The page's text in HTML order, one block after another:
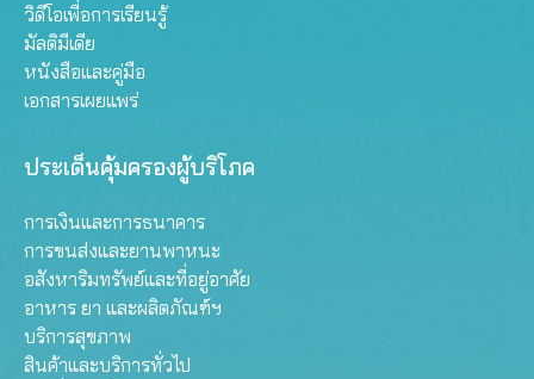
วิดีโอเพื่อการเรียนรู้
มัลติมีเดีย
หนังสือและคู่มือ
เอกสารเผยแพร่
ประเด็นคุ้มครองผู้บริโภค
การเงินและการธนาคาร
การขนส่งและยานพาหนะ
อสังหาริมทรัพย์และที่อยู่อาศัย
อาหาร ยา และผลิตภัณฑ์ฯ
บริการสุขภาพ
สินค้าและบริการทั่วไป